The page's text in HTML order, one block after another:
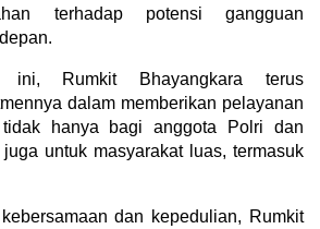
terhadap potensi gangguan
ini, Rumkit Bhayangkara terus
dalam memberikan pelayanan
tidak hanya bagi anggota Polri dan
untuk masyarakat luas, termasuk
dan kepedulian, Rumkit